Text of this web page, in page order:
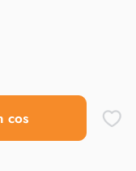
cos